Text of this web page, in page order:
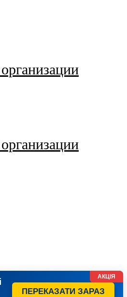
ПЕРЕКАЗАТИ ЗАРАЗ
АКЦІЯ